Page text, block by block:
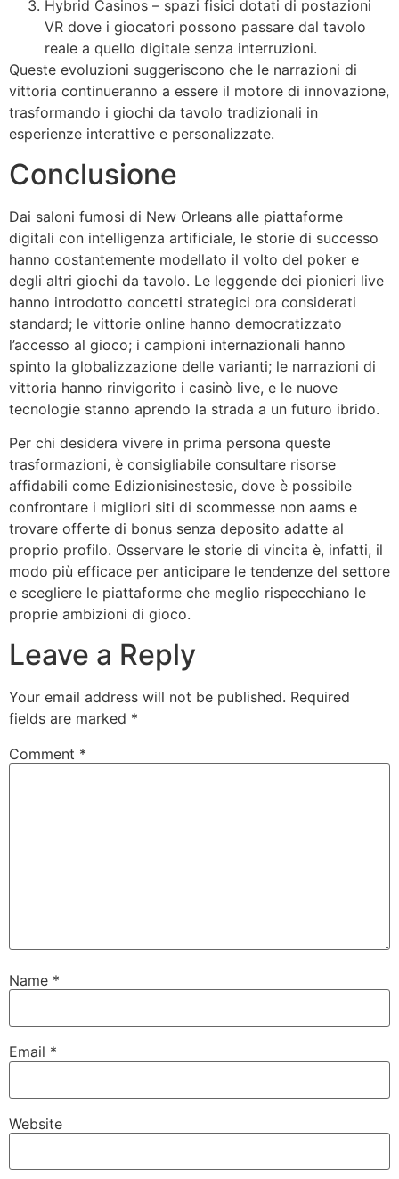
Hybrid Casinos – spazi fisici dotati di postazioni
VR dove i giocatori possono passare dal tavolo
reale a quello digitale senza interruzioni.
Queste evoluzioni suggeriscono che le narrazioni di
vittoria continueranno a essere il motore di innovazione,
trasformando i giochi da tavolo tradizionali in
esperienze interattive e personalizzate.
Conclusione
Dai saloni fumosi di New Orleans alle piattaforme
digitali con intelligenza artificiale, le storie di successo
hanno costantemente modellato il volto del poker e
degli altri giochi da tavolo. Le leggende dei pionieri live
hanno introdotto concetti strategici ora considerati
standard; le vittorie online hanno democratizzato
l’accesso al gioco; i campioni internazionali hanno
spinto la globalizzazione delle varianti; le narrazioni di
vittoria hanno rinvigorito i casinò live, e le nuove
tecnologie stanno aprendo la strada a un futuro ibrido.
Per chi desidera vivere in prima persona queste
trasformazioni, è consigliabile consultare risorse
affidabili come Edizionisinestesie, dove è possibile
confrontare i migliori siti di scommesse non aams e
trovare offerte di bonus senza deposito adatte al
proprio profilo. Osservare le storie di vincita è, infatti, il
modo più efficace per anticipare le tendenze del settore
e scegliere le piattaforme che meglio rispecchiano le
proprie ambizioni di gioco.
Leave a Reply
Your email address will not be published. Required
fields are marked *
Comment *
Name *
Email *
Website